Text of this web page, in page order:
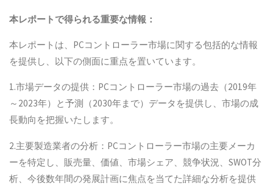
本レポートで得られる重要な情報：
本レポートは、PCコントローラー市場に関する包括的な情報
を提供し、以下の側面に重点を置いています。
1.市場データの提供：PCコントローラー市場の過去（2019年
～2023年）と予測（2030年まで）データを提供し、市場の成
長動向を把握いたします。
2.主要製造業者の分析：PCコントローラー市場の主要メーカ
ーを特定し、販売量、価値、市場シェア、競争状況、SWOT分
析、今後数年間の発展計画に焦点を当てた詳細な分析を提供